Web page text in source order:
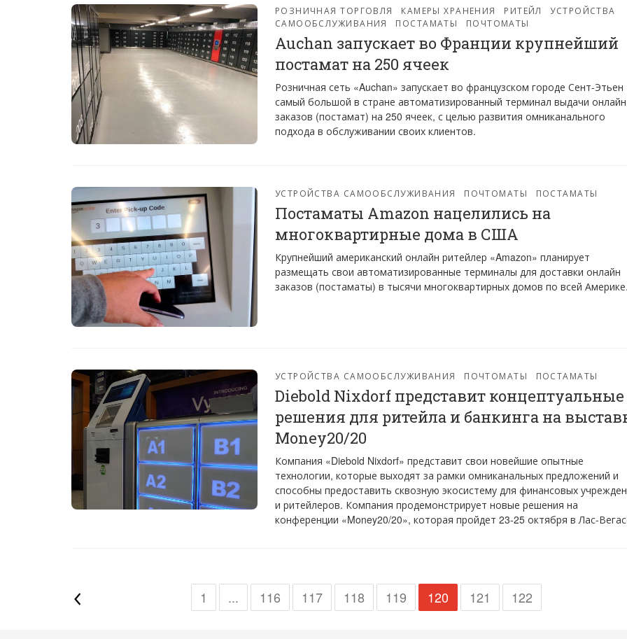
РОЗНИЧНАЯ ТОРГОВЛЯ КАМЕРЫ ХРАНЕНИЯ РИТЕЙЛ
УСТРОЙСТВА
САМООБСЛУЖИВАНИЯ
ПОСТАМАТЫ ПОЧТОМАТЫ
Auchan запускает во Франции крупнейший
постамат на 250 ячеек
Розничная сеть «Auchan» запускает во французском городе Сент-Этьен
самый большой в стране автоматизированный терминал выдачи онлайн
заказов (постамат) на 250 ячеек, с целью развития омниканального
подхода в обслуживании своих клиентов.
УСТРОЙСТВА САМООБСЛУЖИВАНИЯ ПОЧТОМАТЫ ПОСТАМАТЫ
Постаматы Amazon нацелились на
многоквартирные дома в США
Крупнейший американский онлайн ритейлер «Amazon» планирует
размещать свои автоматизированные терминалы для доставки онлайн
заказов (постаматы) в тысячи многоквартирных домов по всей
УСТРОЙСТВА САМООБСЛУЖИВАНИЯ ПОЧТОМАТЫ ПОСТАМАТЫ
Diebold Nixdorf представит концептуальные
решения для ритейла и банкинга на
Money20/20
Компания «Diebold Nixdorf» представит свои новейшие опытные
технологии, которые выходят за рамки омниканальных предложений и
способны предоставить сквозную экосистему для финансовых
и ритейлеров. Компания продемонстрирует новые решения на
конференции «Money20/20», которая пройдет 23-25 октября в Лас-
1 ... 116 117 118 119 120 121 122